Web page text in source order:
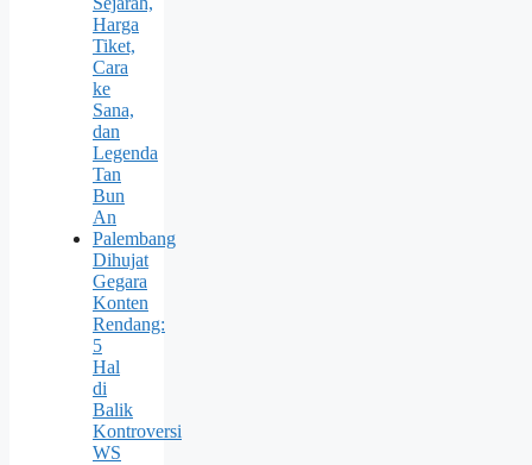
Harga
Tiket,
Cara
ke
Sana,
dan
Legenda
Tan
Bun
An
Palembang
Dihujat
Gegara
Konten
Rendang:
5
Hal
di
Balik
Kontroversi
WS